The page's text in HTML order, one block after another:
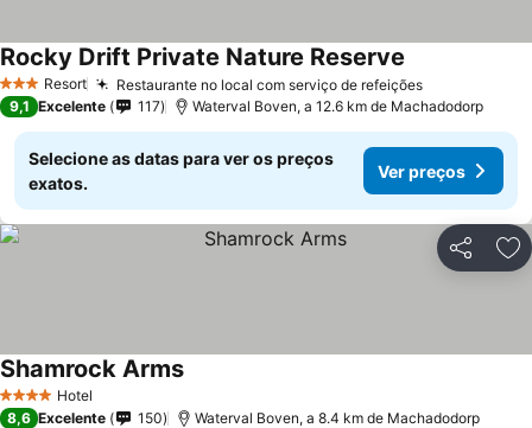
3 EstrelasResort Restaurante no local com serviço de refeiçõesVer preços
Rocky Drift Private Nature Reserve
9,1 Excelente 117 Waterval Boven, a 12.6 km de Machadodorp
Selecione as datas para ver os preços
exatos.
Ver preços
Partilhar
4 EstrelasHotel
Shamrock ArmsVer preços
8,6 Excelente 150 Waterval Boven, a 8.4 km de Machadodorp